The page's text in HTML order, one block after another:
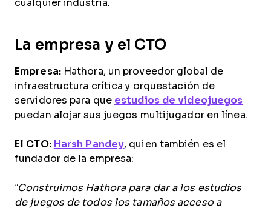
cualquier industria.
La empresa y el CTO
Empresa: Hathora, un proveedor global de
infraestructura crítica y orquestación de
servidores para que estudios de videojuegos
puedan alojar sus juegos multijugador en línea.
El CTO: Harsh Pandey, quien también es el
fundador de la empresa:
“Construimos Hathora para dar a los estudios
de juegos de todos los tamaños acceso a